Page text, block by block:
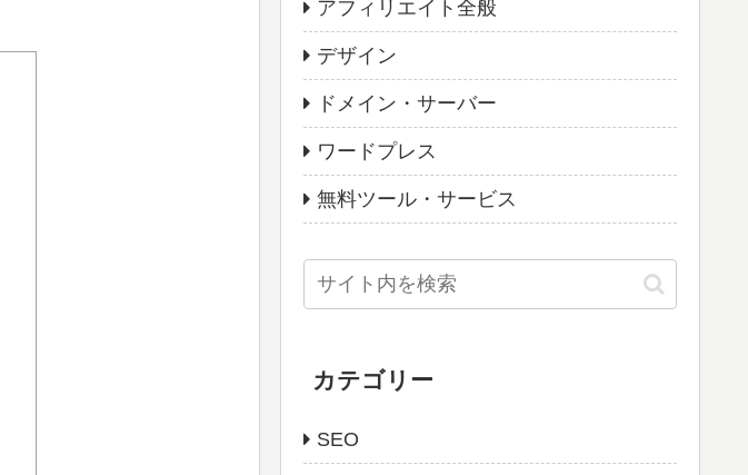
アフィリエイト全般
デザイン
ドメイン・サーバー
ワードプレス
無料ツール・サービス
カテゴリー
SEO